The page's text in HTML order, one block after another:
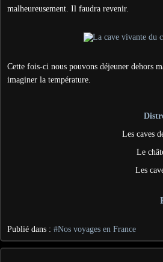
malheureusement. Il faudra revenir.
Cette fois-ci nous pouvons déjeuner dehors
imaginer la température.
Les caves
Le
Les
Publié dans : #Nos voyages en France